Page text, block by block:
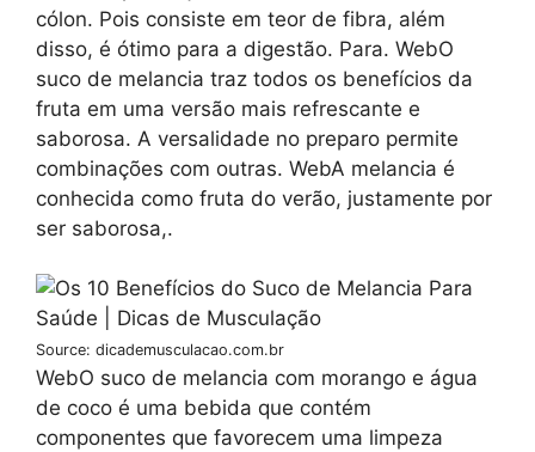
cólon. Pois consiste em teor de fibra, além
disso, é ótimo para a digestão. Para. WebO
suco de melancia traz todos os benefícios da
fruta em uma versão mais refrescante e
saborosa. A versalidade no preparo permite
combinações com outras. WebA melancia é
conhecida como fruta do verão, justamente por
ser saborosa,.
Source: dicademusculacao.com.br
WebO suco de melancia com morango e água
de coco é uma bebida que contém
componentes que favorecem uma limpeza